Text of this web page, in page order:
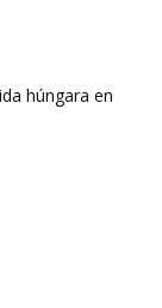
húngara en